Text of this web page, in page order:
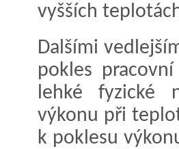
vyšších
Dalšími
pokles
lehké fyzické
výkonu při
k poklesu